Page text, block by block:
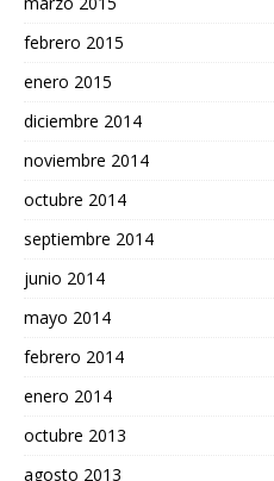
febrero 2015
enero 2015
diciembre 2014
noviembre 2014
octubre 2014
septiembre 2014
junio 2014
mayo 2014
febrero 2014
enero 2014
octubre 2013
agosto 2013